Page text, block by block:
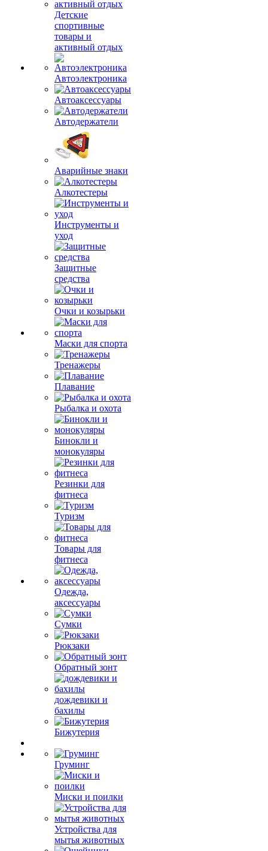
Детские
спортивные
товары и
активный отдых
Автоэлектроника
Автоаксессуары
Автодержатели
Аварийные знаки
Алкотестеры
Инструменты и
уход
Защитные
средства
Очки и козырьки
Маски для спорта
Тренажеры
Плавание
Рыбалка и охота
Бинокли и
монокуляры
Резинки для
фитнеса
Туризм
Товары для
фитнеса
Одежда,
аксессуары
Сумки
Рюкзаки
Обратный зонт
дождевики и
бахилы
Бижутерия
Груминг
Миски и поилки
Устройства для
мытья животных